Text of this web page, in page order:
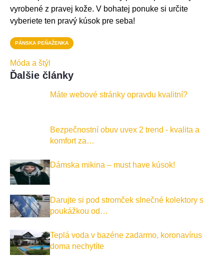
vyrobené z pravej kože. V bohatej ponuke si určite
vyberiete ten pravý kúsok pre seba!
PÁNSKA PEŇAŽENKA
Móda a štýl
Ďalšie články
Máte webové stránky opravdu kvalitní?
Bezpečnostní obuv uvex 2 trend - kvalita a
komfort za…
Dámska mikina – must have kúsok!
Darujte si pod stromček slnečné kolektory s
poukážkou od…
Teplá voda v bazéne zadarmo, koronavírus
doma nechytíte